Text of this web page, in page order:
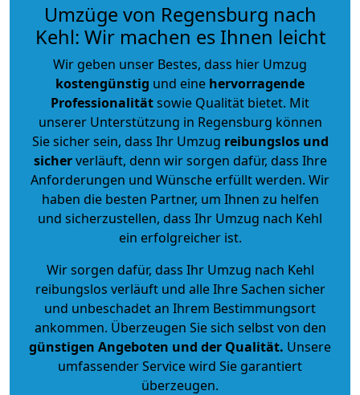
Umzüge von Regensburg nach
Kehl: Wir machen es Ihnen leicht
Wir geben unser Bestes, dass hier Umzug
kostengünstig und eine hervorragende
Professionalitätsowie Qualität bietet. Mit
unserer Unterstützung in Regensburg können
Sie sicher sein, dass Ihr Umzug reibungslos und
sicherverläuft, denn wir sorgen dafür, dass Ihre
Anforderungen und Wünsche erfüllt werden. Wir
haben die besten Partner, um Ihnen zu helfen
und sicherzustellen, dass Ihr Umzug nach Kehl
ein erfolgreicher ist.
Wir sorgen dafür, dass Ihr Umzug nach Kehl
reibungslos verläuft und alle Ihre Sachen sicher
und unbeschadet an Ihrem Bestimmungsort
ankommen. Überzeugen Sie sich selbst von den
günstigen Angeboten und der Qualität. Unsere
umfassender Service wird Sie garantiert
überzeugen.